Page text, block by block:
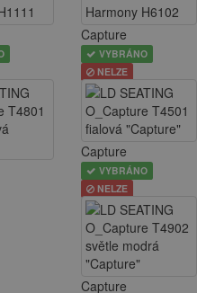
Capture
VYBRÁNO
NELZE
Capture
VYBRÁNO
NELZE
Capture